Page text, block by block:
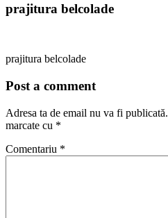
prajitura belcolade
prajitura belcolade
Post a comment
Adresa ta de email nu va fi publicată.
marcate cu *
Comentariu *